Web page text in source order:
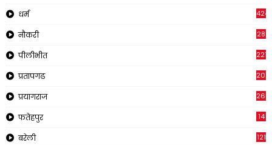
धर्म 424
नौकरी 28
पीलीभीत 2218
प्रतापगढ
प्रयागराज 269
फतेहपुर 14
बरेली 121